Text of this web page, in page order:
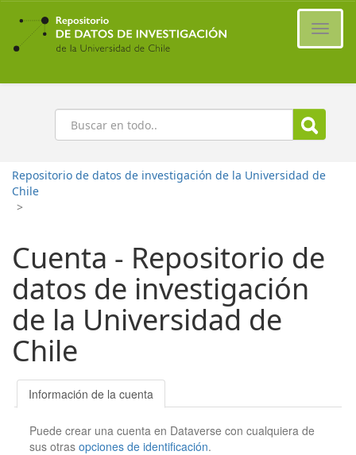
Ir
contenido
principal
Buscar
Repositorio de datos de investigación de la Universidad de
Chile
>
Cuenta - Repositorio de
datos de investigación
de la Universidad de
Chile
Información de la cuenta
Puede crear una cuenta en Dataverse con cualquiera de
sus otrasopciones de identificación.